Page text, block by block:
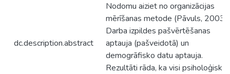
dc.description.abstract
Nodomu aiziet no organizācijas
mērīšanas metode (Pāvuls, 2003),
Darba izpildes pašvērtēšanas
aptauja (pašveidotā) un
demogrāfisko datu aptauja.
Rezultāti rāda, ka visi psiholoģiskā